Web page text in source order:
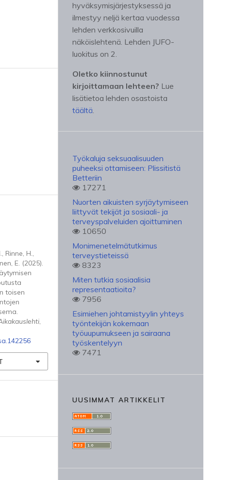
Rinne, H.,
E. (2025).
toisen
,
hyväksymisjärjestyksessä ja
ilmestyy neljä kertaa vuodessa
lehden verkkosivuilla
näköislehtenä. Lehden JUFO-
luokitus on 2.
Oletko kiinnostunut
kirjoittamaan lehteen? Lue
lisätietoa lehden osastoista
täältä.
Työkaluja seksuaalisuuden
puheeksi ottamiseen: Plissitistä
Betteriin
17271
Nuorten aikuisten syrjäytymiseen
liittyvät tekijät ja sosiaali- ja
terveyspalveluiden ajoittuminen
10650
Monimenetelmätutkimus
terveystieteissä
8323
Miten tutkia sosiaalisia
representaatioita?
7956
Esimiehen johtamistyylin yhteys
työntekijän kokemaan
työuupumukseen ja sairaana
työskentelyyn
7471
UUSIMMAT ARTIKKELIT